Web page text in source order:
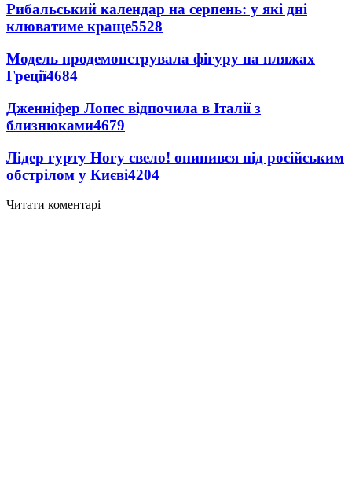
Рибальський календар на серпень: у які дні
клюватиме краще5528
Модель продемонструвала фігуру на пляжах
Греції4684
Дженніфер Лопес відпочила в Італії з
близнюками4679
Лідер гурту Ногу свело! опинився під російським
обстрілом у Києві4204
Читати коментарі